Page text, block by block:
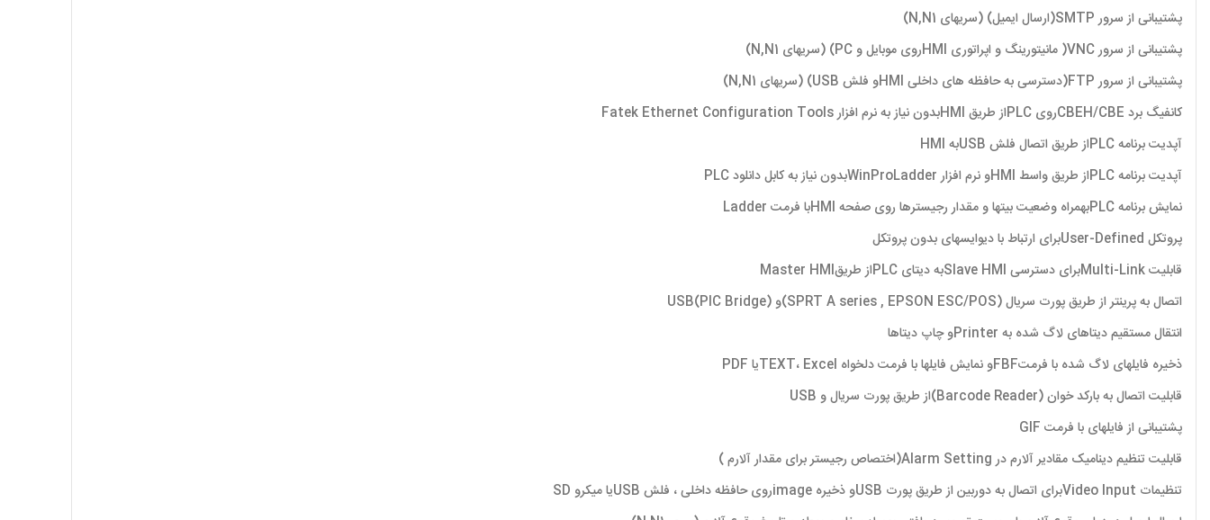
پشتیبانی از سرور SMTP(ارسال ایمیل) (سریهای N,N1)
پشتیبانی از سرور VNC( مانیتورینگ و اپراتوری HMIروی موبایل و PC) (سریهای N,N1)
پشتیبانی از سرور FTP(دسترسی به حافظه های داخلی HMIو فلش USB) (سریهای N,N1)
کانفیگ برد CBEH/CBEروی PLCاز طریق HMIبدون نیاز به نرم افزار Fatek Ethernet Configuration Tools
آپدیت برنامه PLCاز طریق اتصال فلش USBبه HMI
آپدیت برنامه PLCاز طریق واسط HMIو نرم افزار WinProLadderبدون نیاز به کابل دانلود PLC
نمایش برنامه PLCبهمراه وضعیت بیتها و مقدار رجیسترها روی صفحه HMIبا فرمت Ladder
پروتکل User-Definedبرای ارتباط با دیوایسهای بدون پروتکل
قابلیت Multi-Linkبرای دسترسی Slave HMIبه دیتای PLCاز طریقMaster HMI
اتصال به پرینتر از طریق پورت سریال (SPRT A series , EPSON ESC/POS)و USB(PIC Bridge)
انتقال مستقیم دیتاهای لاگ شده به Printerو چاپ دیتاها
ذخیره فایلهای لاگ شده با فرمتFBFو نمایش فایلها با فرمت دلخواه TEXT، Excelیا PDF
قابلیت اتصال به بارکد خوان (Barcode Reader)از طریق پورت سریال و USB
پشتیبانی از فایلهای با فرمت GIF
قابلیت تنظیم دینامیک مقادیر آلارم در Alarm Setting(اختصاص رجیستر برای مقدار آلارم )
تنظیمات Video Inputبرای اتصال به دوربین از طریق پورت USBو ذخیره imageروی حافظه داخلی ، فلش USBیا میکرو SD